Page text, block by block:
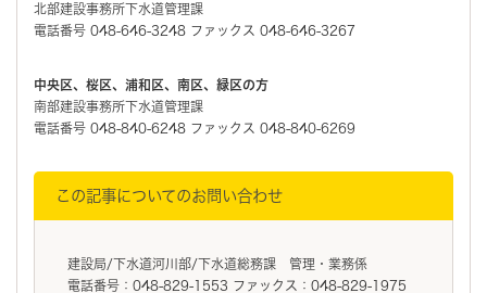
北部建設事務所下水道管理課
電話番号 048-646-3248 ファックス 048-646-3267
中央区、桜区、浦和区、南区、緑区の方
南部建設事務所下水道管理課
電話番号 048-840-6248 ファックス 048-840-6269
この記事についてのお問い合わせ
建設局/下水道河川部/下水道総務課 管理・業務係
電話番号：048-829-1553 ファックス：048-829-1975